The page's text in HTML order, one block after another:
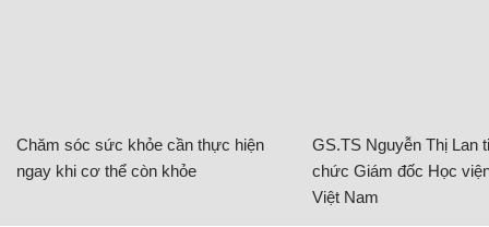
Chăm sóc sức khỏe cần thực hiện
ngay khi cơ thể còn khỏe
GS.TS Nguyễn Thị Lan
chức Giám đốc Học
Việt Nam